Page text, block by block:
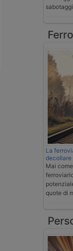
La
decollare
Mai
quote di